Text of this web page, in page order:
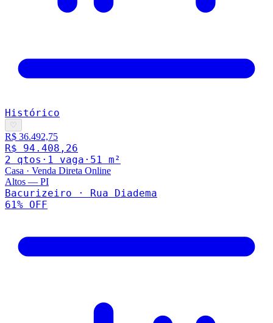
Histórico
♡
R$ 36.492,75
R$ 94.408,26
2 qtos · 1 vaga · 51 m²
Casa · Venda Direta Online
Altos — PI
Bacurizeiro · Rua Diadema
61% OFF